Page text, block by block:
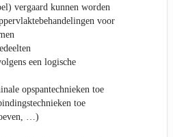
vergaard kunnen worden
voor
een logische
opspantechnieken toe
toe
…)